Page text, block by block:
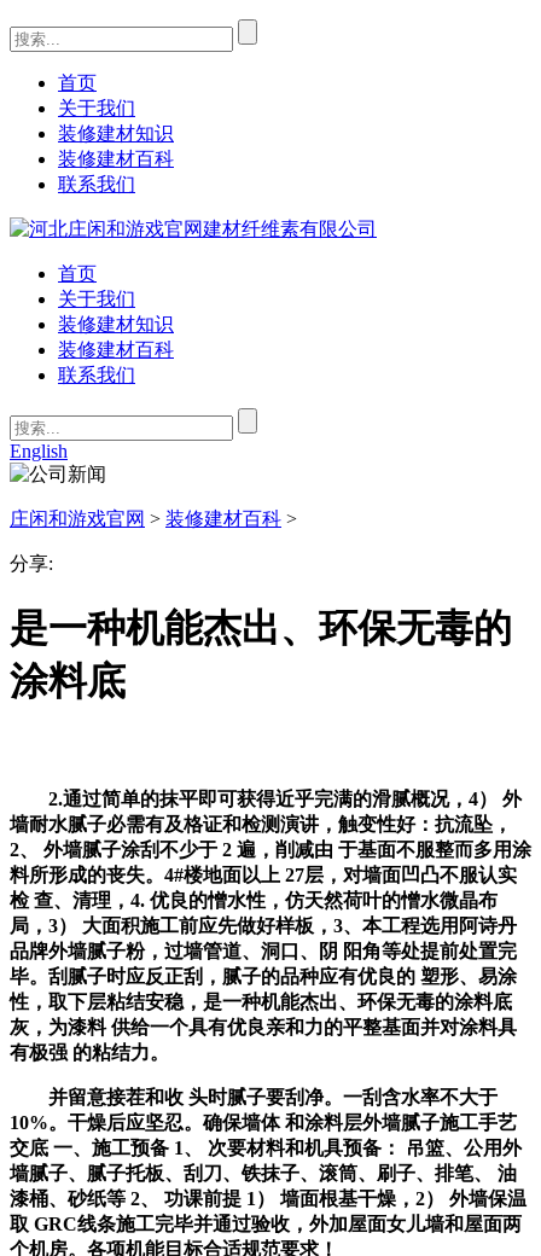
首页
关于我们
装修建材知识
装修建材百科
联系我们
首页
关于我们
装修建材知识
装修建材百科
联系我们
English
庄闲和游戏官网 > 装修建材百科 >
分享:
是一种机能杰出、环保无毒的
涂料底
2.通过简单的抹平即可获得近乎完满的滑腻概况，4） 外
墙耐水腻子必需有及格证和检测演讲，触变性好：抗流坠，
2、 外墙腻子涂刮不少于 2 遍，削减由 于基面不服整而多用涂
料所形成的丧失。4#楼地面以上 27层，对墙面凹凸不服认实
检 查、清理，4. 优良的憎水性，仿天然荷叶的憎水微晶布
局，3） 大面积施工前应先做好样板，3、本工程选用阿诗丹
品牌外墙腻子粉，过墙管道、洞口、阴 阳角等处提前处置完
毕。刮腻子时应反正刮，腻子的品种应有优良的 塑形、易涂
性，取下层粘结安稳，是一种机能杰出、环保无毒的涂料底
灰，为漆料 供给一个具有优良亲和力的平整基面并对涂料具
有极强 的粘结力。
并留意接茬和收 头时腻子要刮净。一刮含水率不大于
10%。干燥后应坚忍。确保墙体 和涂料层外墙腻子施工手艺
交底 一、施工预备 1、 次要材料和机具预备： 吊篮、公用外
墙腻子、腻子托板、刮刀、铁抹子、滚筒、刷子、排笔、 油
漆桶、砂纸等 2、 功课前提 1） 墙面根基干燥，2） 外墙保温
取 GRC线条施工完毕并通过验收，外加屋面女儿墙和屋面两
个机房。各项机能目标合适规范要求！